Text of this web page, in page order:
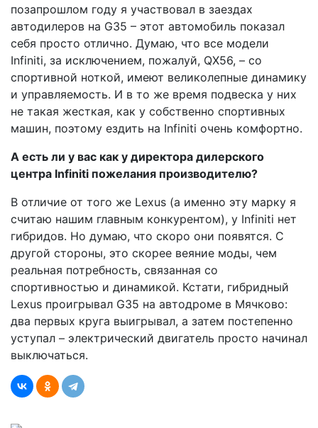
позапрошлом году я участвовал в заездах
автодилеров на G35 – этот автомобиль показал
себя просто отлично. Думаю, что все модели
Infiniti, за исключением, пожалуй, QX56, – со
спортивной ноткой, имеют великолепные динамику
и управляемость. И в то же время подвеска у них
не такая жесткая, как у собственно спортивных
машин, поэтому ездить на Infiniti очень комфортно.
А есть ли у вас как у директора дилерского
центра Infiniti пожелания производителю?
В отличие от того же Lexus (а именно эту марку я
считаю нашим главным конкурентом), у Infiniti нет
гибридов. Но думаю, что скоро они появятся. С
другой стороны, это скорее веяние моды, чем
реальная потребность, связанная со
спортивностью и динамикой. Кстати, гибридный
Lexus проигрывал G35 на автодроме в Мячково:
два первых круга выигрывал, а затем постепенно
уступал – электрический двигатель просто начинал
выключаться.